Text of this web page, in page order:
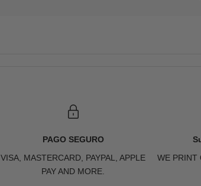
PAGO SEGURO
VISA, MASTERCARD, PAYPAL, APPLE
PAY AND MORE.
WE PRINT